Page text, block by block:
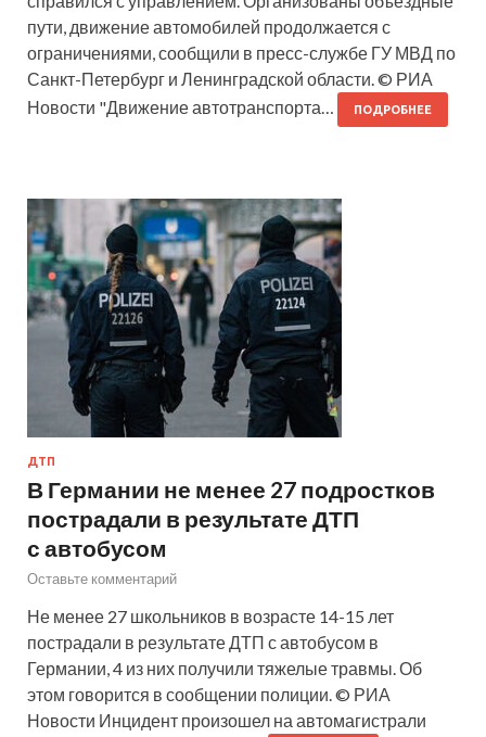
пути, движение автомобилей продолжается с
ограничениями, сообщили в пресс-службе ГУ МВД по
Санкт-Петербург и Ленинградской области. © РИА
Новости "Движение автотранспорта…
ПОДРОБНЕЕ
ДТП
В Германии не менее 27 подростков
пострадали в результате ДТП
с автобусом
Оставьте комментарий
Не менее 27 школьников в возрасте 14-15 лет
пострадали в результате ДТП с автобусом в
Германии, 4 из них получили тяжелые травмы. Об
этом говорится в сообщении полиции. © РИА
Новости Инцидент произошел на автомагистрали